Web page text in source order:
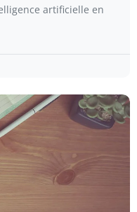
artificielle en